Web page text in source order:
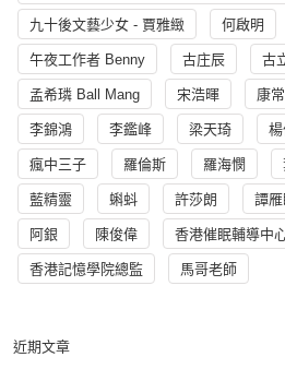
九十後文藝少女 - 賈雅緻 何啟明
午夜工作者 Benny 古庄辰 古
孟希璘 Ball Mang 宋浩暉 康
李錦鴻 李鑑峰 梁天琦
瘋中三子 羅倫斯 羅海憫
藍精靈 蝌蚪 許莎朗 譚
阿銀 陳俊偉 香港催眠輔導中
香港記憶學院總監 馬哥老師
近期文章